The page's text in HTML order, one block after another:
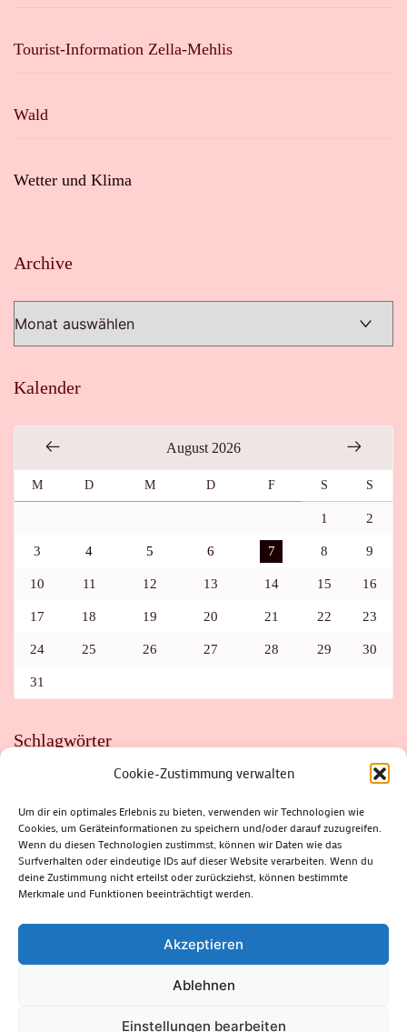
Cookie-Zustimmung verwalten
Um dir ein optimales Erlebnis zu bieten, verwenden wir Technologien wie
Cookies, um Geräteinformationen zu speichern und/oder darauf zuzugreifen.
Wenn du diesen Technologien zustimmst, können wir Daten wie das
Surfverhalten oder eindeutige IDs auf dieser Website verarbeiten. Wenn du
deine Zustimmung nicht erteilst oder zurückziehst, können bestimmte
Merkmale und Funktionen beeinträchtigt werden.
Akzeptieren
Ablehnen
Einstellungen bearbeiten
Tourist-Information Zella-Mehlis
Wald
Wetter und Klima
Archive
Kalender
August 2026
M D M D F S S
1 2
3 4 5 6 7 8 9
10 11 12 13 14 15 16
17 18 19 20 21 22 23
24 25 26 27 28 29 30
31
Schlagwörter
FAHRRAD
FLOHMARKT FOLK GEWINNSPIEL
HITZE
HITZEFALLE AUTO
IRISH DANCE JAZZ
KABARETT
KINDER
KIRMES KLASSIK
KLEINE SUHLER REIHE
KRIMI
KULTUR LESUNG LOTTO
MEININGEN
PARASITEN
PILZE SCHLEUSINGEN
SCHULWEG
SOMMERFERIEN
SPORT SRH
STADTFEST
STADTMARKETING
STRASSENSPERRUNG
SUHL
SUHLER FRÜHLING
SUHLER STADTMARKETING
THÜRINGER WALD
ZELLA-MEHLIS
(c) Rhön-Rennsteig-Verlag 2024. Alle Rechte vorbehalten.